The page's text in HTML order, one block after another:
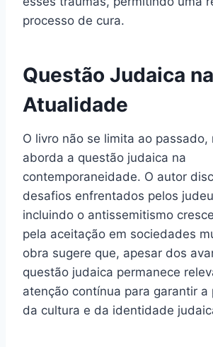
processo de cura.
Questão Judaica na
Atualidade
O livro não se limita ao passado,
aborda a questão judaica na
contemporaneidade. O autor
desafios enfrentados pelos
incluindo o antissemitismo
pela aceitação em sociedades
obra sugere que, apesar dos
questão judaica permanece
atenção contínua para garantir a
da cultura e da identidade